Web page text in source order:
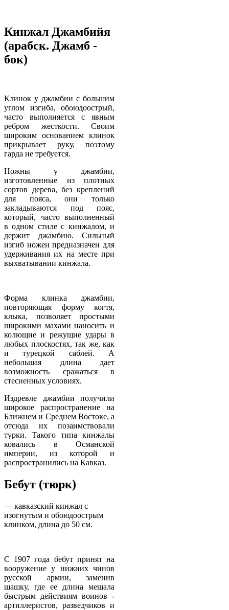
Кинжал Джамбийя
(арабск. Джамб -
бок)
Клинок у джамбии с большим
углом изгиба, обоюдоострый,
часто выполняется с явным
ребром жесткости. Своим
широким основанием клинок
прикрывает руку, поэтому
гарда не требуется.
Ножны у джамбии,
изготовленные из плотных
сортов дерева, без креплений
для пояса, они только
закладываются под пояс,
который, часто выполненный
в одном стиле с кинжалом, и
держит джамбию. Сильный
изгиб ножен предназначен для
удерживания их на месте при
выхватывании кинжала.
Форма клинка джамбии,
повторяющая форму когтя,
клыка, позволяет простыми
широкими махами наносить и
колющие и режущие удары в
любых плоскостях, так же, как
и турецкой саблей. А
небольшая длина дает
возможность сражаться в
стесненных условиях.
Издревле джамбии получили
широкое распространение на
Ближнем и Среднем Востоке, а
отсюда их позаимствовали
турки. Такого типа кинжалы
ковались в Османской
империи, из которой и
распространились на Кавказ.
Бебут (тюрк)
— кавказский кинжал с
изогнутым и обоюдоострым
клинком, длина до 50 см.
С 1907 года бебут принят на
вооружение у нижних чинов
русской армии, заменив
шашку, где ее длина мешала
быстрым действиям воинов -
артиллеристов, разведчиков и